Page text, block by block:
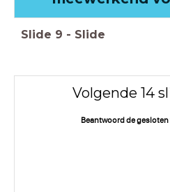
Slide 9 - Slide
Volgende 14
Beantwoord de gesloten